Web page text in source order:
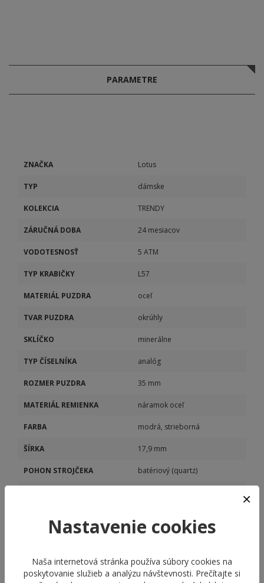
PARAMETRE
ZNAČKA Lotus
TYP dámske
KOLEKCIA TRENDY
ZÁRUČNÁ DOBA 24 mesiacov
VODOTESNOSŤ 5 ATM
TYP KRABIČKY L57
MATERIÁL PUZDRA oceľ
TVAR PUZDRA okrúhly
SKLÍČKO minerálne
TYP ČÍSELNÍKA analóg
ROZMER PUZDRA 35 mm
MATERIÁL REMIENKA náramok oceľ
FARBA modrá, strieborná
ŠÍRKA 17,9 mm
POHON STROJČEKA batériový (quartz)
Nastavenie cookies
Naša internetová stránka používa súbory cookies na
poskytovanie služieb a analýzu návštevnosti. Prečítajte si